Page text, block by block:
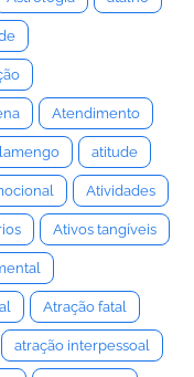
Atendimento
atitude
Atividades
Ativos tangíveis
Atração fatal
atração interpessoal